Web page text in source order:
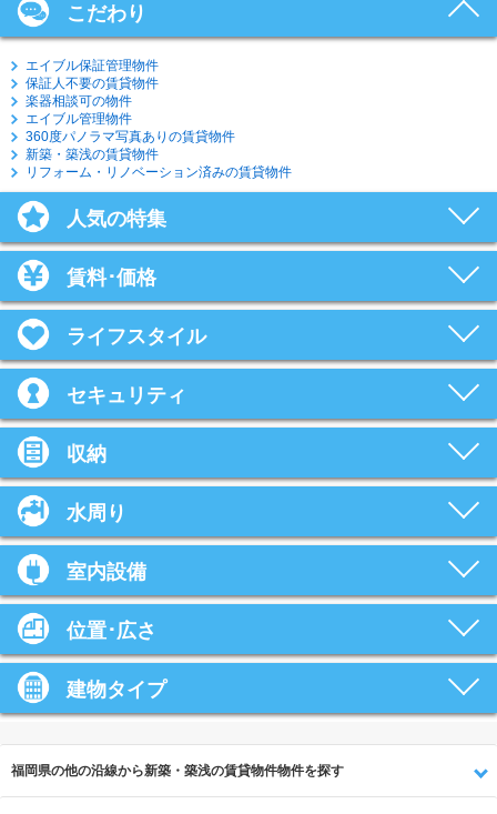
こだわり
エイブル保証管理物件
保証人不要の賃貸物件
楽器相談可の物件
エイブル管理物件
360度パノラマ写真ありの賃貸物件
新築・築浅の賃貸物件
リフォーム・リノベーション済みの賃貸物件
人気の特集
賃料･価格
ライフスタイル
セキュリティ
収納
水周り
室内設備
位置･広さ
建物タイプ
福岡県の他の沿線から新築・築浅の賃貸物件物件を探す